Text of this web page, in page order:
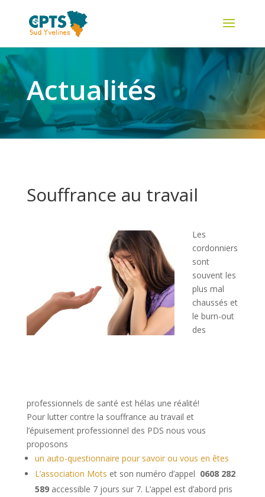
Actualités
Souffrance au travail
Les
cordonniers
sont
souvent les
plus mal
chaussés et
le burn-out
des
professionnels de santé est hélas une réalité!
Pour lutter contre la souffrance au travail et
l’épuisement professionnel des PDS nous vous
proposons
un auto-questionnaire pour savoir ou vous en êtes
L’association Mots et son numéro d’appel 0608 282
589accessible 7 jours sur 7. L’appel est d’abord pris